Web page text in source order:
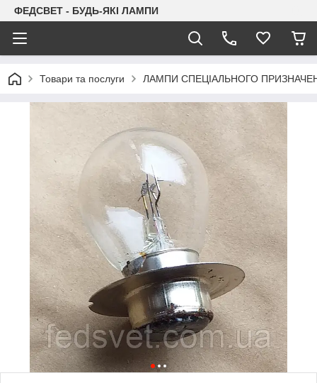
ФЕДСВЕТ - БУДЬ-ЯКІ ЛАМПИ
Товари та послуги ЛАМПИ СПЕЦІАЛЬНОГО